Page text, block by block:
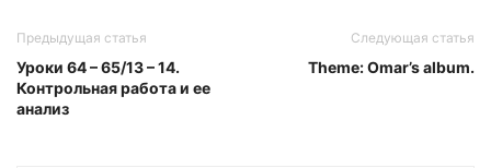
Предыдущая статья
Уроки 64 – 65/13 – 14.
Контрольная работа и ее
анализ
Следующая статья
Theme: Omar’s album.